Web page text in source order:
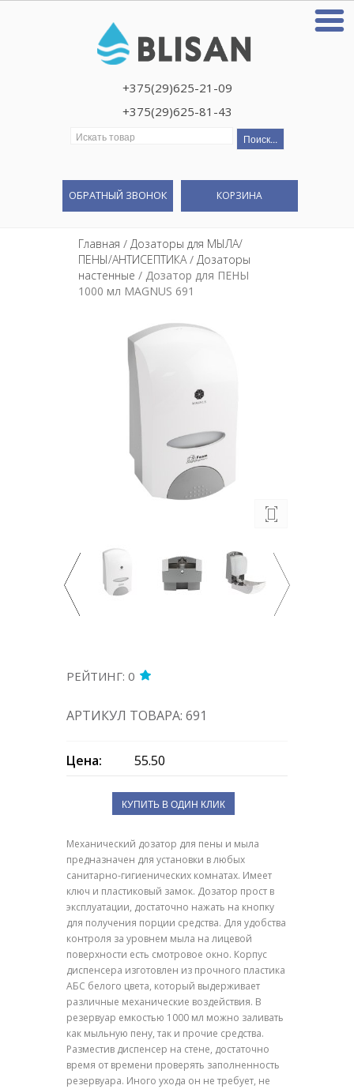
+375(29)625-21-09
+375(29)625-81-43
Искать:
ОБРАТНЫЙ ЗВОНОК КОРЗИНА
Главная / Дозаторы для МЫЛА/
ПЕНЫ/АНТИСЕПТИКА/ Дозаторы
настенные / Дозатор для ПЕНЫ
1000 мл MAGNUS 691
РЕЙТИНГ: 0
АРТИКУЛ ТОВАРА: 691
Цена: 55.50
КУПИТЬ В ОДИН КЛИК
Механический дозатор для пены и мыла
предназначен для установки в любых
санитарно-гигиенических комнатах. Имеет
ключ и пластиковый замок. Дозатор прост в
эксплуатации, достаточно нажать на кнопку
для получения порции средства. Для удобства
контроля за уровнем мыла на лицевой
поверхности есть смотровое окно. Корпус
диспенсера изготовлен из прочного пластика
АБС белого цвета, который выдерживает
различные механические воздействия. В
резервуар емкостью 1000 мл можно заливать
как мыльную пену, так и прочие средства.
Разместив диспенсер на стене, достаточно
время от времени проверять заполненность
резервуара. Иного ухода он не требует, не